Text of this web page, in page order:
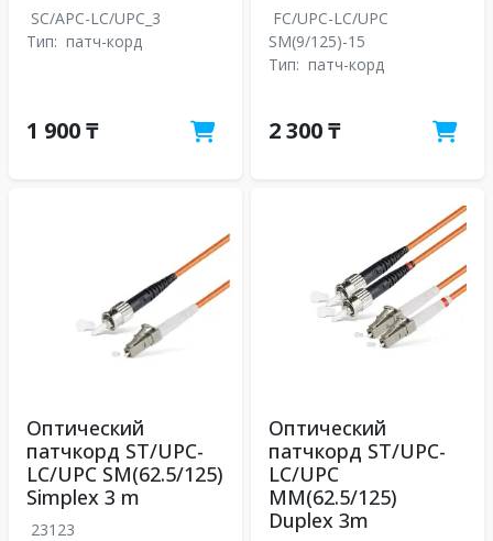
SC/APC-LC/UPC_3
Тип: патч-корд
1 900 ₸
FC/UPC-LC/UPC
SM(9/125)-15
Тип: патч-корд
2 300 ₸
Оптический
патчкорд ST/UPC-
LC/UPC SM(62.5/125)
Simplex 3 m
23123
Оптический
патчкорд ST/UPC-
LC/UPC
MM(62.5/125)
Duplex 3m